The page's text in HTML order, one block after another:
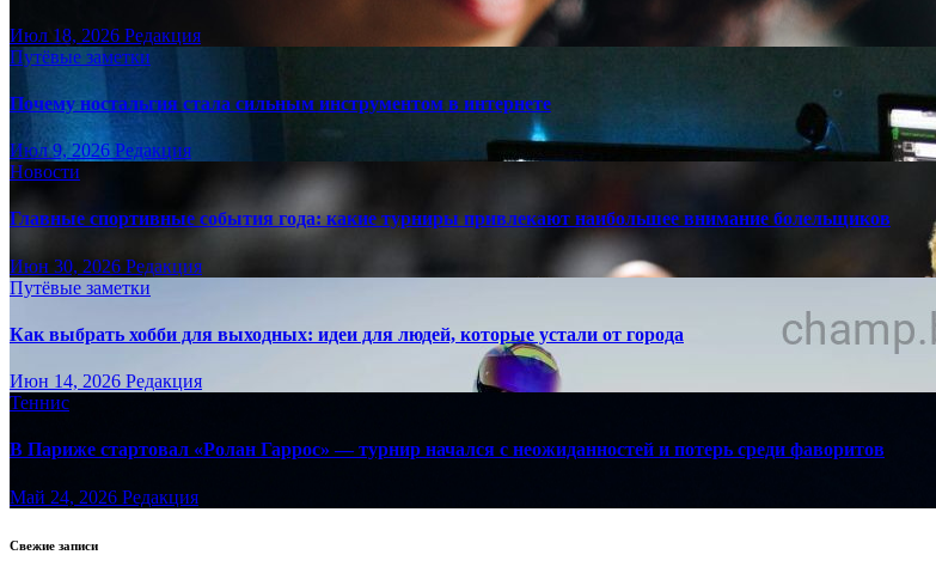
Июл 18, 2026 Редакция
Путёвые заметки
Почему ностальгия стала сильным инструментом в интернете
Июл 9, 2026 Редакция
Новости
Главные спортивные события года: какие турниры привлекают наибольшее внимание болельщиков
Июн 30, 2026 Редакция
Путёвые заметки
Как выбрать хобби для выходных: идеи для людей, которые устали от города
Июн 14, 2026 Редакция
Теннис
В Париже стартовал «Ролан Гаррос» — турнир начался с неожиданностей и потерь среди фаворитов
Май 24, 2026 Редакция
Свежие записи